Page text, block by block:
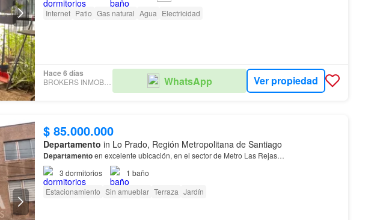
Internet Patio Gas natural Agua Electricidad
Hace 6 días
BROKERS INMOBILIARIOS WhatsApp Ver propiedad
$ 85.000.000
Departamento in Lo Prado, Región Metropolitana de Santiago
Departamentoen excelente ubicación, en el sector de Metro Las Rejas…
3 dormitorios 1 baño
Estacionamiento Sin amueblar Terraza Jardín